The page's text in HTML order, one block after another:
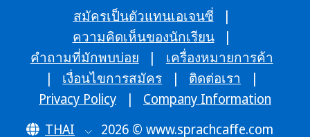
สมัครเป็นตัวแทนเอเจนซี่
|
ความคิดเห็นของนักเรียน
|
คำถามที่มักพบบ่อย
|
เครื่องหมายการค้า
|
เงื่อนไขการสมัคร | ติดต่อเรา
|
Privacy Policy
|
Company Information
THAI
2026 © www.sprachcaffe.com